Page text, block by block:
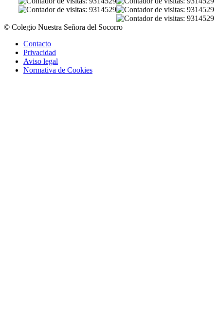
© Colegio Nuestra Señora del Socorro
Contacto
Privacidad
Aviso legal
Normativa de Cookies